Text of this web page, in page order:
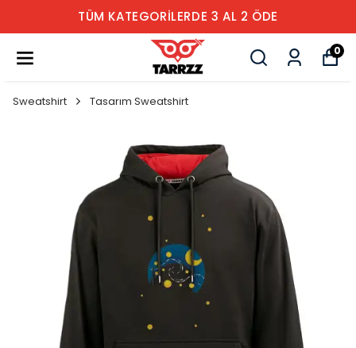
TÜM KATEGORİLERDE 3 AL 2 ÖDE
0
Sweatshirt Tasarım Sweatshirt